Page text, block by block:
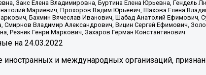
Закс Елена Владимировна, Буртина Елена Юрьевна, Гендель
Мариевич, Прохоров Вадим Юрьевич, Шахова Елена
Бахмин Вячеслав Иванович, Шабад Анатолий Ефимович,
Владимир Александрович, Вицин Сергей Ефимович,
Резник Генри Маркович, Захаров Герман Константинович
на 24.03.2022
и международных организаций,